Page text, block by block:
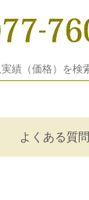
よくある質問